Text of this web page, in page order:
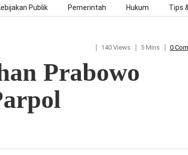
Publik Pemerintah Hukum Tips
140 Views 5 Mins 0
Prabowo